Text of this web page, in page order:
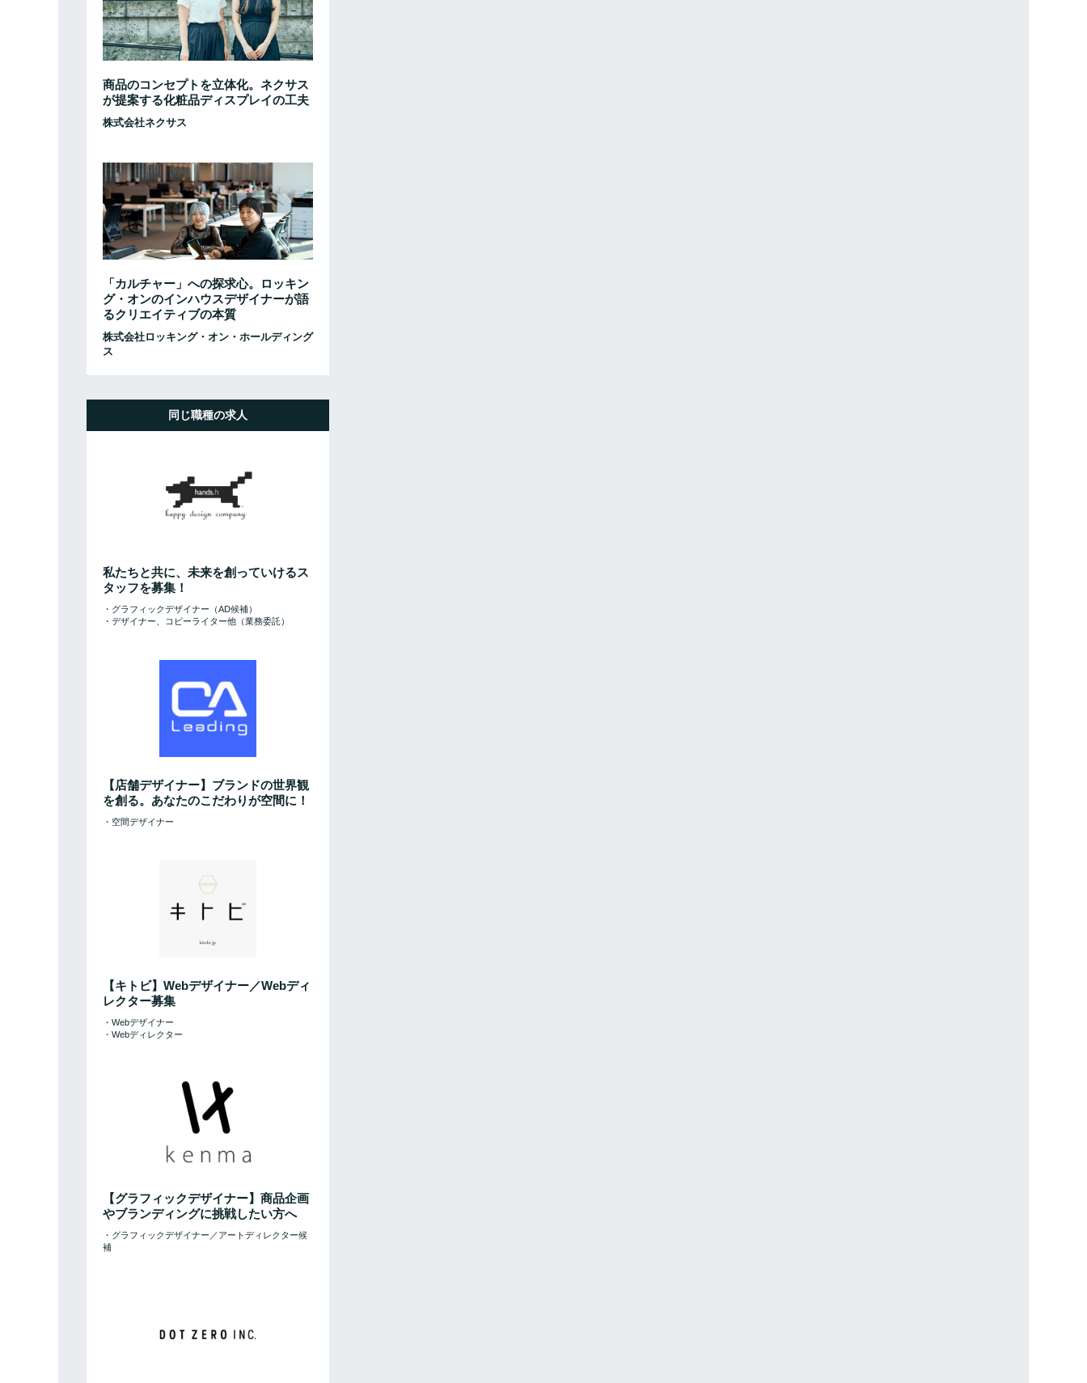
商品のコンセプトを立体化。ネクサス
が提案する化粧品ディスプレイの工夫
株式会社ネクサス
「カルチャー」への探求心。ロッキン
グ・オンのインハウスデザイナーが語
るクリエイティブの本質
株式会社ロッキング・オン・ホールディング
ス
同じ職種の求人
私たちと共に、未来を創っていけるス
タッフを募集！
・グラフィックデザイナー（AD候補）
・デザイナー、コピーライター他（業務委託）
【店舗デザイナー】ブランドの世界観
を創る。あなたのこだわりが空間に！
・空間デザイナー
【キトビ】Webデザイナー／Webディ
レクター募集
・Webデザイナー
・Webディレクター
【グラフィックデザイナー】商品企画
やブランディングに挑戦したい方へ
・グラフィックデザイナー／アートディレクター候
補